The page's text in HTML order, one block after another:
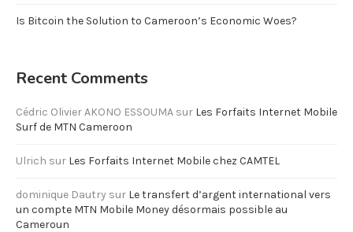
Is Bitcoin the Solution to Cameroon’s Economic Woes?
Recent Comments
Cédric Olivier AKONO ESSOUMA sur Les Forfaits Internet Mobile
Surf de MTN Cameroon
Ulrich sur Les Forfaits Internet Mobile chez CAMTEL
dominique Dautry sur Le transfert d’argent international vers
un compte MTN Mobile Money désormais possible au
Cameroun